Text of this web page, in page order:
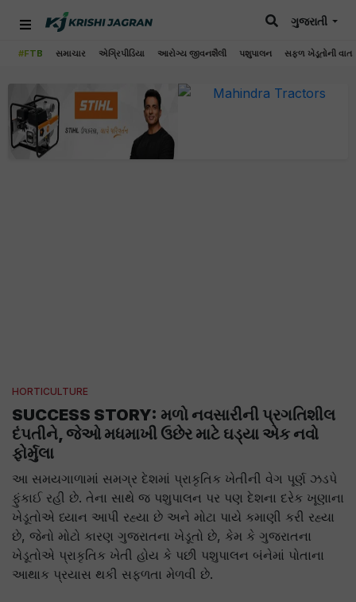
#FTB સમાચાર એગ્રિપીડિયા આરોગ્ય જીવનશૈલી પશુપાલન સફળ ખેડૂતોની વાત
ગુજરાતી
HORTICULTURE
SUCCESS STORY: મળો નવસારીની પ્રગતિશીલ
દંપતીને, જેઓ મધમાખી ઉછેર માટે ઘડ્યા એક નવો
ફોર્મુલા
આ સમયગાળામાં સમગ્ર દેશમાં પ્રાકૃતિક ખેતીની વેગ પૂર્ણ ઝડપે
ફુંકાઈ રહી છે. તેના સાથે જ પશુપાલન પર પણ દેશના દરેક ખૂણાના
ખેડૂતોએ ધ્યાન આપી રહ્યા છે અને મોટા પાયે કમાણી કરી રહ્યા
છે, જેનો મોટો કારણ ગુજરાતના ખેડૂતો છે, કેમ કે ગુજરાતના
ખેડૂતોએ પ્રાકૃતિક ખેતી હોય કે પછી પશુપાલન બંનેમાં પોતાના
આથાક પ્રયાસ થકી સફળતા મેળવી છે.